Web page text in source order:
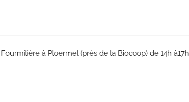
à Ploërmel (près de la Biocoop) de 14h à17h